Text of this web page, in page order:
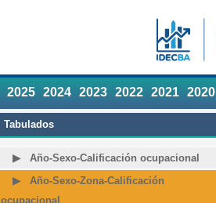
2025 2024 2023 2022 2021 2020
Tabulados
Año-Sexo-Calificación ocupacional
Año-Sexo-Zona-Calificación
ocupacional